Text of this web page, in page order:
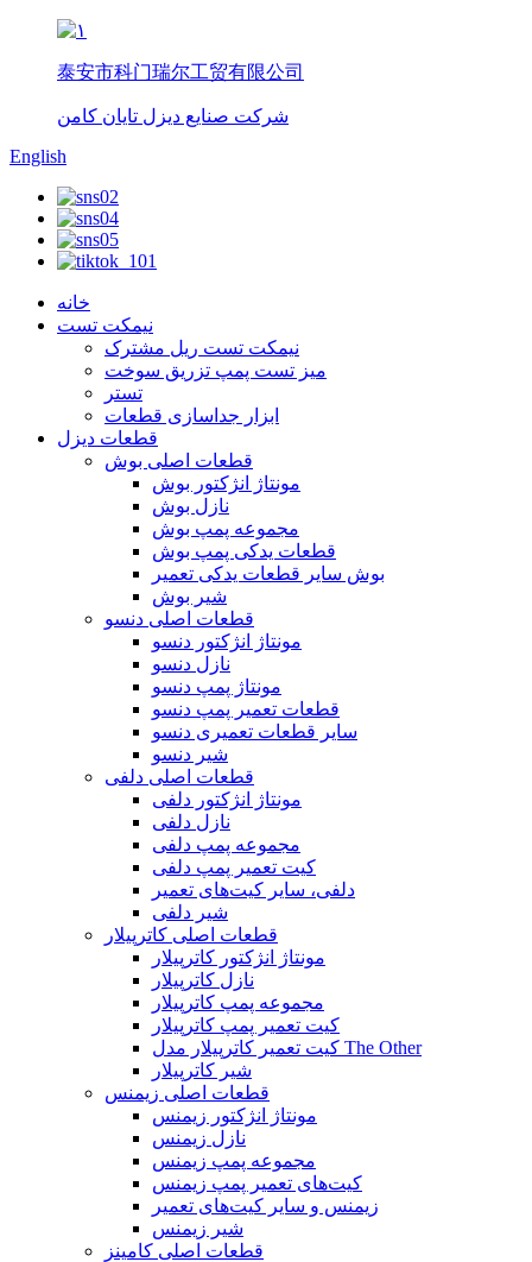
泰安市科门瑞尔工贸有限公司
شرکت صنایع دیزل تایان کامن
English
خانه
نیمکت تست
نیمکت تست ریل مشترک
میز تست پمپ تزریق سوخت
تستر
ابزار جداسازی قطعات
قطعات دیزل
قطعات اصلی بوش
مونتاژ انژکتور بوش
نازل بوش
مجموعه پمپ بوش
قطعات یدکی پمپ بوش
بوش سایر قطعات یدکی تعمیر
شیر بوش
قطعات اصلی دنسو
مونتاژ انژکتور دنسو
نازل دنسو
مونتاژ پمپ دنسو
قطعات تعمیر پمپ دنسو
سایر قطعات تعمیری دنسو
شیر دنسو
قطعات اصلی دلفی
مونتاژ انژکتور دلفی
نازل دلفی
مجموعه پمپ دلفی
کیت تعمیر پمپ دلفی
دلفی، سایر کیت‌های تعمیر
شیر دلفی
قطعات اصلی کاترپیلار
مونتاژ انژکتور کاترپیلار
نازل کاترپیلار
مجموعه پمپ کاترپیلار
کیت تعمیر پمپ کاترپیلار
کیت تعمیر کاترپیلار مدل The Other
شیر کاترپیلار
قطعات اصلی زیمنس
مونتاژ انژکتور زیمنس
نازل زیمنس
مجموعه پمپ زیمنس
کیت‌های تعمیر پمپ زیمنس
زیمنس و سایر کیت‌های تعمیر
شیر زیمنس
قطعات اصلی کامینز